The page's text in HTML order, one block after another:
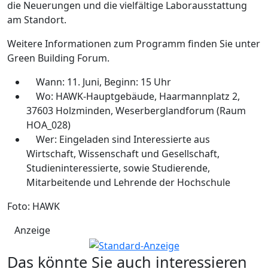
die Neuerungen und die vielfältige Laborausstattung
am Standort.
Weitere Informationen zum Programm finden Sie unter
Green Building Forum.
Wann: 11. Juni, Beginn: 15 Uhr
Wo: HAWK-Hauptgebäude, Haarmannplatz 2,
37603 Holzminden, Weserberglandforum (Raum
HOA_028)
Wer: Eingeladen sind Interessierte aus
Wirtschaft, Wissenschaft und Gesellschaft,
Studieninteressierte, sowie Studierende,
Mitarbeitende und Lehrende der Hochschule
Foto: HAWK
Anzeige
Das könnte Sie auch interessieren